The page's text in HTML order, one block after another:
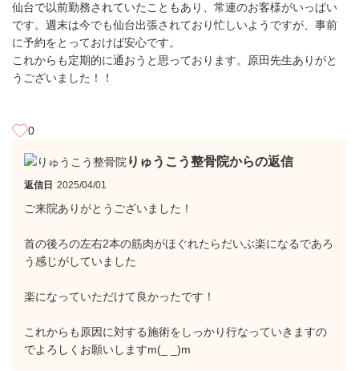
仙台で以前勤務されていたこともあり、常連のお客様がいっぱい
です。週末は今でも仙台出張されており忙しいようですが、事前
に予約をとっておけば安心です。
これからも定期的に通おうと思っております。原田先生ありがと
うございました！！
0
りゅうこう整骨院からの返信
返信日 2025/04/01
ご来院ありがとうございました！
首の後ろの左右2本の筋肉がほぐれたらだいぶ楽になるであろ
う感じがしていました
楽になっていただけて良かったです！
これからも原因に対する施術をしっかり行なっていきますの
でよろしくお願いしますm(_ _)m